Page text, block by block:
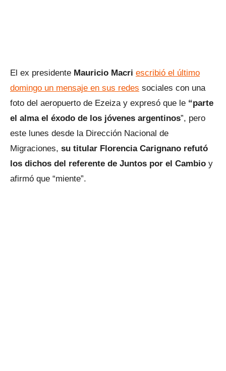
El ex presidente Mauricio Macri escribió el último
domingo un mensaje en sus redes sociales con una
foto del aeropuerto de Ezeiza y expresó que le “parte
el alma el éxodo de los jóvenes argentinos”, pero
este lunes desde la Dirección Nacional de
Migraciones, su titular Florencia Carignano refutó
los dichos del referente de Juntos por el Cambio y
afirmó que “miente”.